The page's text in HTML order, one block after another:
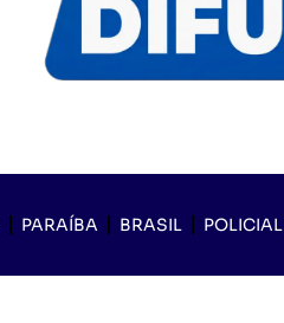
PARAÍBA BRASIL POLICIAL